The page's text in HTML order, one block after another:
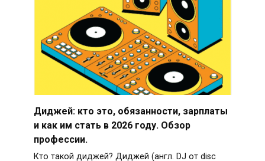
Диджей: кто это, обязанности, зарплаты
и как им стать в 2026 году. Обзор
профессии.
Кто такой диджей? Диджей (англ. DJ от disc